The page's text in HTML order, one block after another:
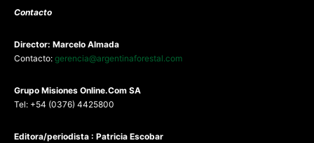
Contacto
Director: Marcelo Almada
Contacto: gerencia@argentinaforestal.com
Grupo Misiones Online.Com SA
Tel: +54 (0376) 4425800
Editora/periodista : Patricia Escobar